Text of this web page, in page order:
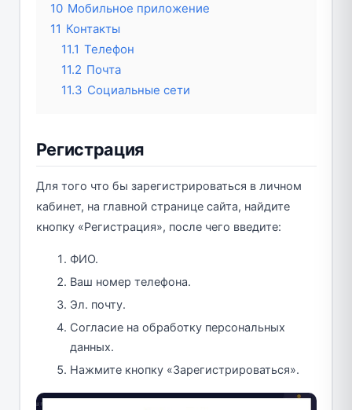
10 Мобильное приложение
11 Контакты
11.1 Телефон
11.2 Почта
11.3 Социальные сети
Регистрация
Для того что бы зарегистрироваться в личном
кабинет, на главной странице сайта, найдите
кнопку «Регистрация», после чего введите:
ФИО.
Ваш номер телефона.
Эл. почту.
Согласие на обработку персональных
данных.
Нажмите кнопку «Зарегистрироваться».